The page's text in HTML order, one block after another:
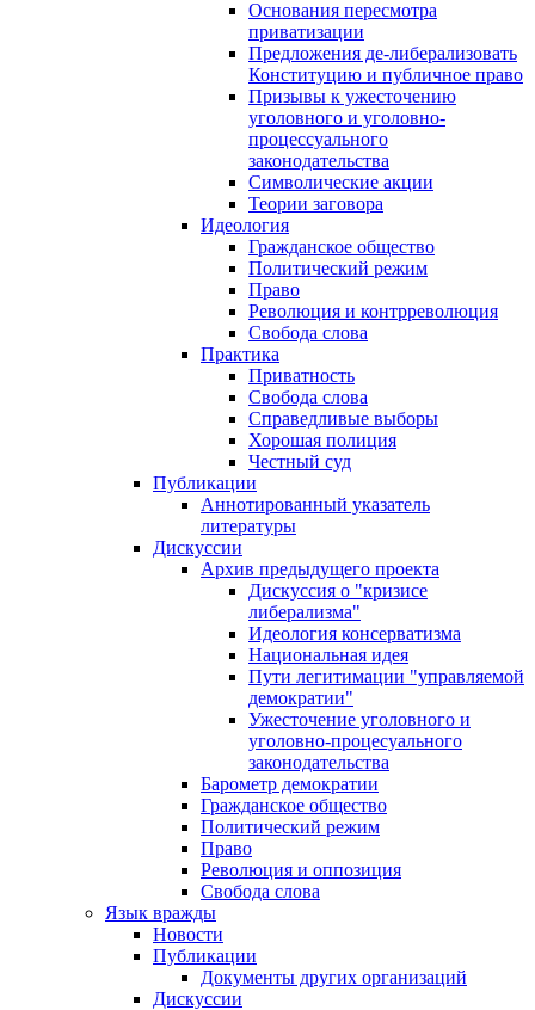
Основания пересмотра
приватизации
Предложения де-либерализовать
Конституцию и публичное право
Призывы к ужесточению
уголовного и уголовно-
процессуального
законодательства
Символические акции
Теории заговора
Идеология
Гражданское общество
Политический режим
Право
Революция и контрреволюция
Свобода слова
Практика
Приватность
Свобода слова
Справедливые выборы
Хорошая полиция
Честный суд
Публикации
Аннотированный указатель
литературы
Дискуссии
Архив предыдущего проекта
Дискуссия о "кризисе
либерализма"
Идеология консерватизма
Национальная идея
Пути легитимации "управляемой
демократии"
Ужесточение уголовного и
уголовно-процесуального
законодательства
Барометр демократии
Гражданское общество
Политический режим
Право
Революция и оппозиция
Свобода слова
Язык вражды
Новости
Публикации
Документы других организаций
Дискуссии